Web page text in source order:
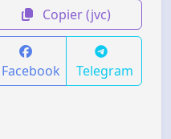
Copier (jvc)
Facebook Telegram